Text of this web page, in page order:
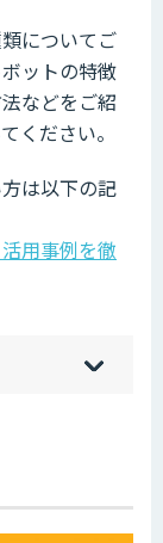
についてご
ットの特徴
などをご紹
ください。
は以下の記
用事例を徹
hi
]
sh
]